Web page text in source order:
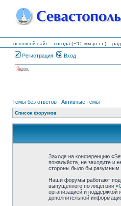
основной сайт :: погода (~°C, мм.рт.ст.) ::
Регистрация Вход
Темы без ответов | Активные темы
Список форумов
Заходя на конференцию
пожалуйста, не заходите и
стороны было бы разумным
Наши форумы работают под
выпущенного по лицензии «
организацией и поддержкой
дополнительной